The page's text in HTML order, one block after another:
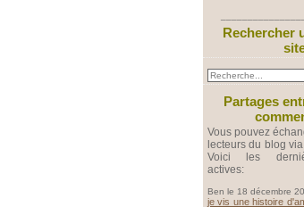
Rechercher
Partages
Vous pouvez
lecteurs du blog
Voici les
actives:
Ben le 18 décembre
je vis une histoire